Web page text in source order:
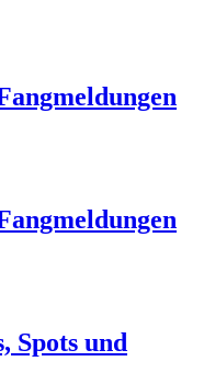
Spots und